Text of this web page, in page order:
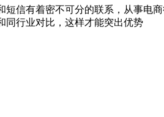
信有着密不可分的联系，从事电
同行业对比，这样才能突出优势